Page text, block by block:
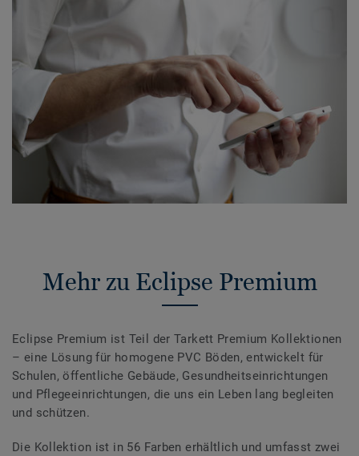
Mehr zu Eclipse Premium
Eclipse Premium ist Teil der Tarkett Premium Kollektionen
– eine Lösung für homogene PVC Böden, entwickelt für
Schulen, öffentliche Gebäude, Gesundheitseinrichtungen
und Pflegeeinrichtungen, die uns ein Leben lang begleiten
und schützen.
Die Kollektion ist in 56 Farben erhältlich und umfasst zwei